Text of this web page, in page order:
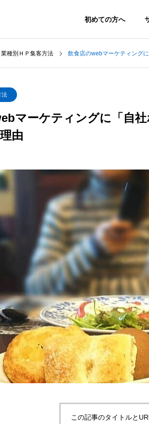
初めての方へ
ページで集客
秘訣
BingのAIチャッ
ットや注意点を
業種別ＨＰ集客方法 飲食店のwebマーケティング
法
マーケティングに「自
由
この記事のタイトルと